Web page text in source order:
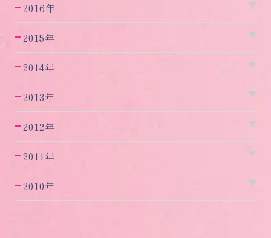
2016年
2015年
2014年
2013年
2012年
2011年
2010年